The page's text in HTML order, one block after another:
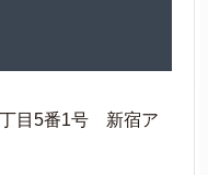
丁目5番1号 新宿ア